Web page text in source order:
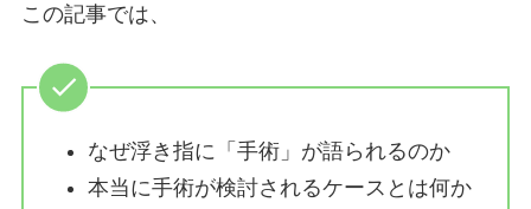
この記事では、
なぜ浮き指に「手術」が語られるのか
本当に手術が検討されるケースとは何か